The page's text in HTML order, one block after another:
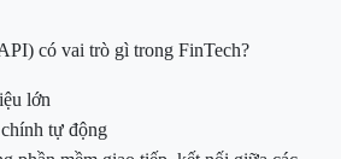
có vai trò gì trong FinTech?
lớn
tự động